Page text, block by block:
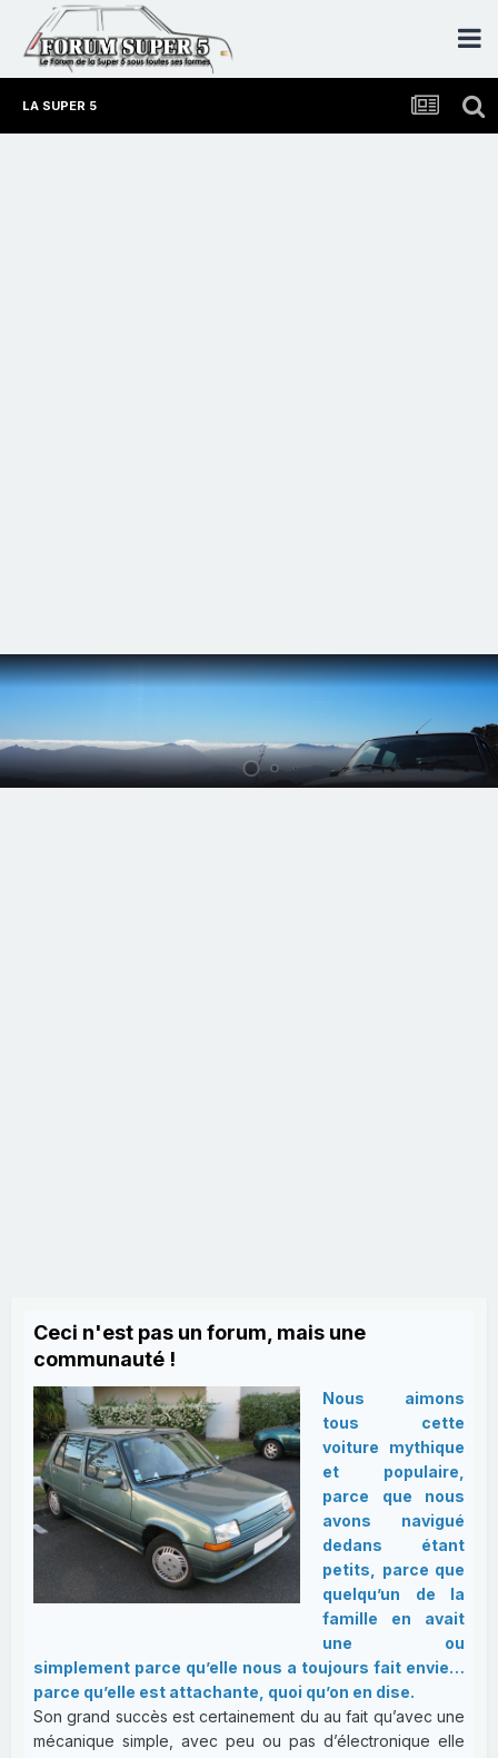
LA SUPER 5
Ceci n'est pas un forum, mais une
communauté !
Nous aimons
tous cette
voiture mythique
et populaire,
parce que nous
avons navigué
dedans étant
petits, parce que
quelqu’un de la
famille en avait
une ou
simplement parce qu’elle nous a toujours fait envie…
parce qu’elle est attachante, quoi qu’on en dise.
Son grand succès est certainement du au fait qu’avec une
mécanique simple, avec peu ou pas d’électronique elle